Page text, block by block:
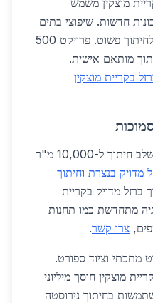
מוצקין משמש
חדשות. שיפוצי בתים
פרטיים עולים 60 ש"ח למ"ר לחיתוך פשוט. פרויקט 500
משלב חיתוך מותאם אישית.
בקריית מוצקין
פרויקט פארק תעשייה חדש משלב חיתוך ל-10,000 מ"ר
מדויק בנצרת וחיתוך
ברזל מדויק בקריית
מתחדשת כמו תחנות
צרו קשר.
מתכתי וציוד ספורט.
מוצקין חוסך מיליוני
בחיתוך נירוסטה